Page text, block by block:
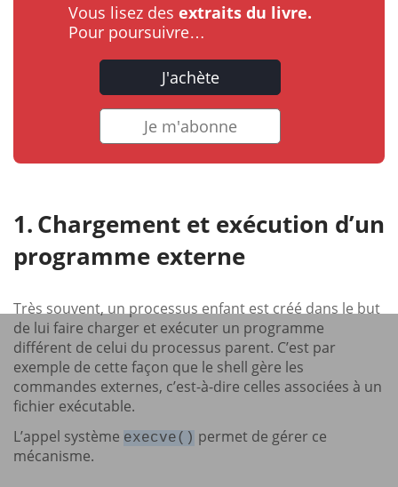
Vous lisez des extraits du livre.
Pour poursuivre…
J'achète
Je m'abonne
Chargement et exécution d’un
programme externe
Très souvent, un processus enfant est créé dans le but
de lui faire charger et exécuter un programme
différent de celui du processus parent. C’est par
exemple de cette façon que le shell gère les
commandes externes, c’est-à-dire celles associées à un
fichier exécutable.
L’appel système execve() permet de gérer ce
mécanisme.